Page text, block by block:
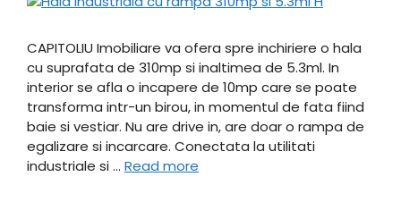
CAPITOLIU Imobiliare va ofera spre inchiriere o hala
cu suprafata de 310mp si inaltimea de 5.3ml. In
interior se afla o incapere de 10mp care se poate
transforma intr-un birou, in momentul de fata fiind
baie si vestiar. Nu are drive in, are doar o rampa de
egalizare si incarcare. Conectata la utilitati
industriale si … Read more